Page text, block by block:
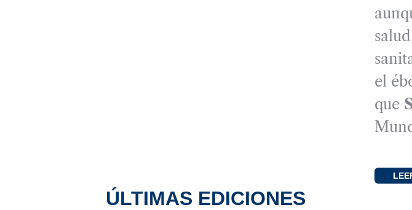
el
que
ÚLTIMAS EDICIONES